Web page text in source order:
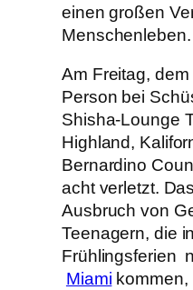
einen großen
Menschenleben.
Am Freitag,
Person bei
Shisha-Lounge
Highland,
Bernardino
acht verletzt.
Ausbruch von
Teenagern, die
Frühlingsferien
Miami